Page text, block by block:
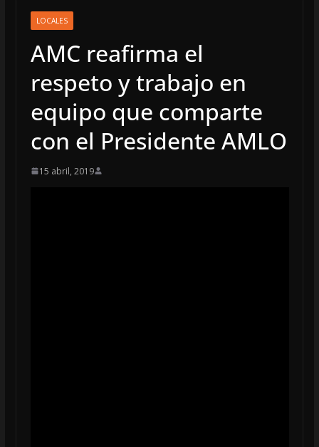
LOCALES
AMC reafirma el
respeto y trabajo en
equipo que comparte
con el Presidente AMLO
15 abril, 2019